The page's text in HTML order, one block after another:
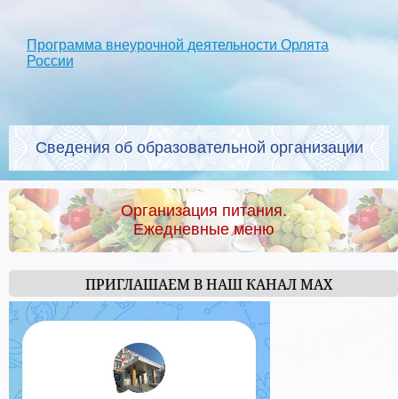
Программа внеурочной деятельности Орлята
России
Сведения об образовательной организации
Организация питания.
Ежедневные меню
ПРИГЛАШАЕМ В НАШ КАНАЛ МАХ